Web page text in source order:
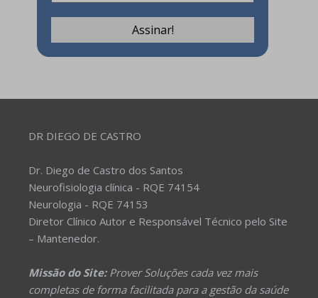
DR DIEGO DE CASTRO
Dr. Diego de Castro dos Santos
Neurofisiologia clínica - RQE 74154
Neurologia - RQE 74153
Diretor Clínico Autor e Responsável Técnico pelo Site
– Mantenedor.
Missão do Site:Prover Soluções cada vez mais
completas de forma facilitada para a gestão da saúde